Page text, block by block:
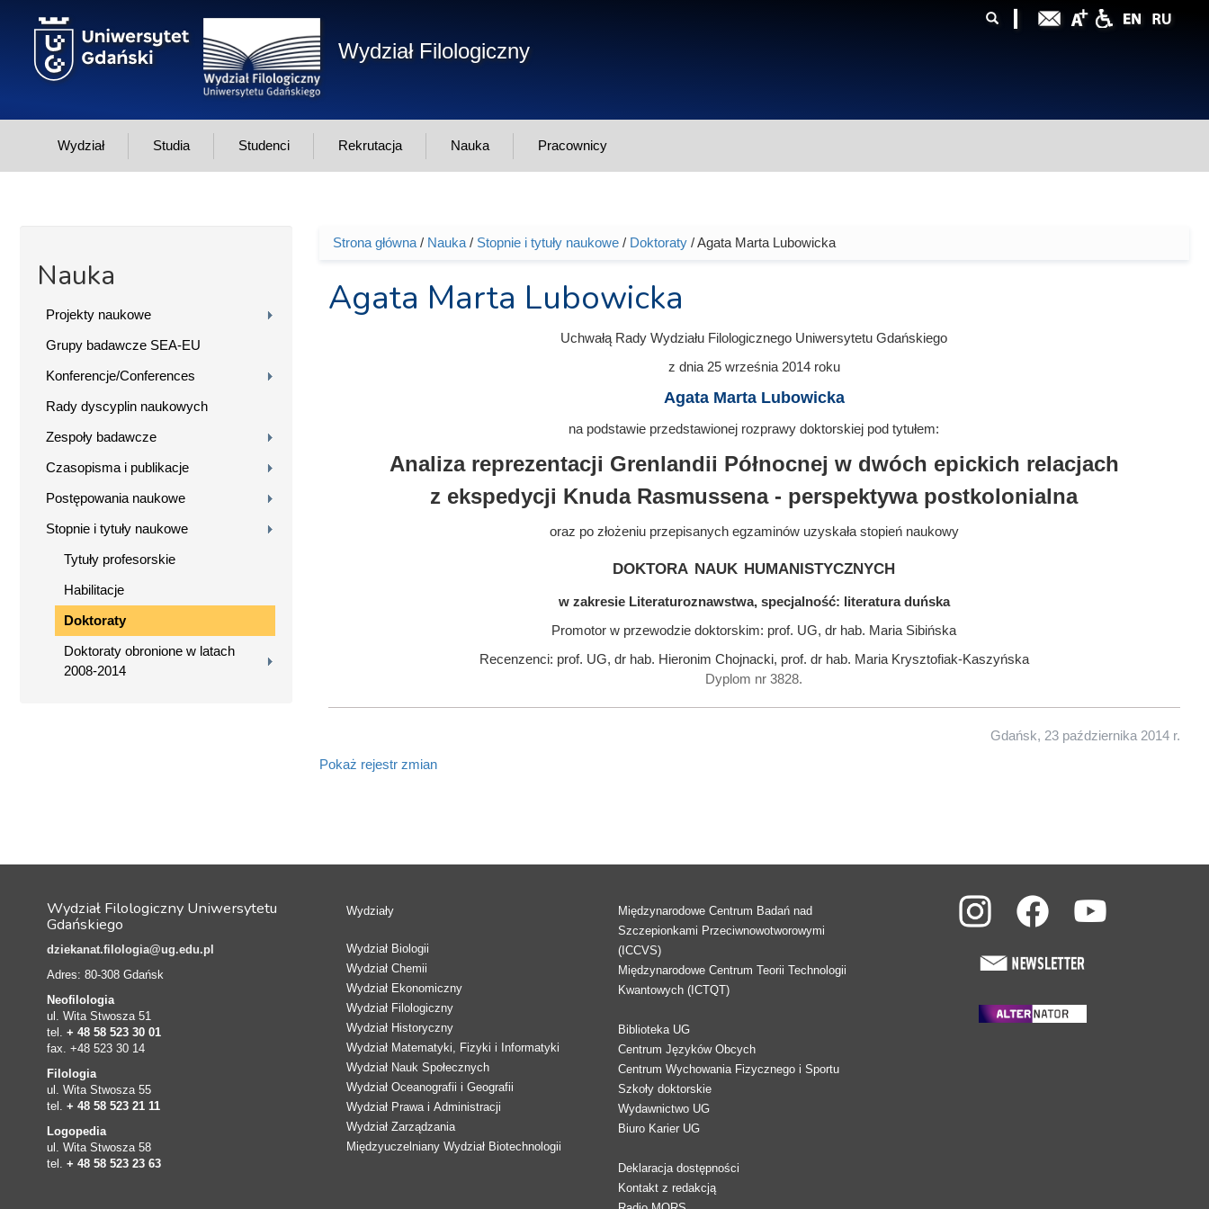
Wydział Filologiczny
Wydział Studia Studenci Rekrutacja Nauka Pracownicy
Nauka
Projekty naukowe
Grupy badawcze SEA-EU
Konferencje/Conferences
Rady dyscyplin naukowych
Zespoły badawcze
Czasopisma i publikacje
Postępowania naukowe
Stopnie i tytuły naukowe
Tytuły profesorskie
Habilitacje
Doktoraty
Doktoraty obronione w latach
2008-2014
Jesteś tutaj
Strona główna/ Nauka/ Stopnie i tytuły naukowe/ Doktoraty/ Agata Marta Lubowicka
Agata Marta Lubowicka
Uchwałą Rady Wydziału Filologicznego Uniwersytetu Gdańskiego
z dnia 25 września 2014roku
Agata Marta Lubowicka
na podstawie przedstawionej rozprawy doktorskiej pod tytułem:
Analiza reprezentacji Grenlandii Północnej w dwóch epickich relacjach
z ekspedycji Knuda Rasmussena - perspektywa postkolonialna
oraz po złożeniu przepisanych egzaminów uzyskała stopień naukowy
doktora nauk humanistycznych
w zakresie Literaturoznawstwa, specjalność: literatura duńska
Promotor w przewodzie doktorskim: prof. UG, dr hab. Maria Sibińska
Recenzenci: prof. UG, dr hab. Hieronim Chojnacki, prof. dr hab. Maria Krysztofiak-Kaszyńska
Dyplom nr 3828.
Gdańsk, 23 października 2014 r.
Pokaż rejestr zmian
Wydział Filologiczny Uniwersytetu
Gdańskiego
dziekanat.filologia@ug.edu.pl
Adres: 80-308 Gdańsk
Neofilologia
ul. Wita Stwosza 51
tel. + 48 58 523 30 01
fax. +48 523 30 14
Filologia
ul. Wita Stwosza 55
tel. + 48 58 523 21 11
Logopedia
ul. Wita Stwosza 58
tel. + 48 58 523 23 63
Wydziały
Wydział Biologii
Wydział Chemii
Wydział Ekonomiczny
Wydział Filologiczny
Wydział Historyczny
Wydział Matematyki, Fizyki i Informatyki
Wydział Nauk Społecznych
Wydział Oceanografii i Geografii
Wydział Prawa i Administracji
Wydział Zarządzania
Międzyuczelniany Wydział Biotechnologii
Międzynarodowe Centrum Badań nad
Szczepionkami Przeciwnowotworowymi
(ICCVS)
Międzynarodowe Centrum Teorii Technologii
Kwantowych (ICTQT)
Biblioteka UG
Centrum Języków Obcych
Centrum Wychowania Fizycznego i Sportu
Szkoły doktorskie
Wydawnictwo UG
Biuro Karier UG
Deklaracja dostępności
Kontakt z redakcją